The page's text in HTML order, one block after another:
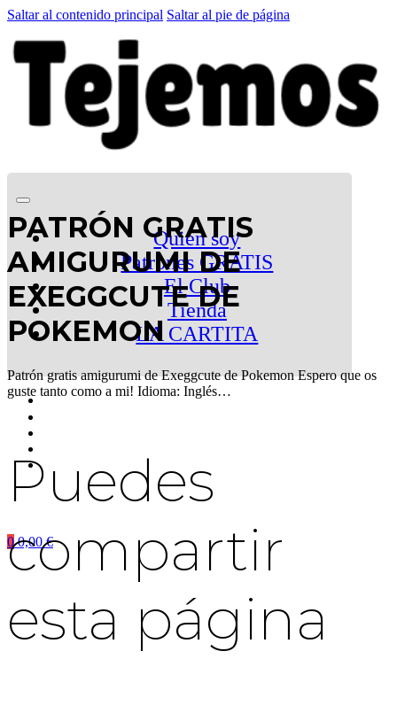
Saltar al contenido principal Saltar al pie de página
Quien soy
Patrones GRATIS
El Club
Tienda
LA CARTITA
0 0,00€
PATRÓN GRATIS
AMIGURUMI DE
EXEGGCUTE DE
POKEMON
Patrón gratis amigurumi de Exeggcute de Pokemon Espero que os
guste tanto como a mi! Idioma: Inglés…
Puedes
compartir
esta página